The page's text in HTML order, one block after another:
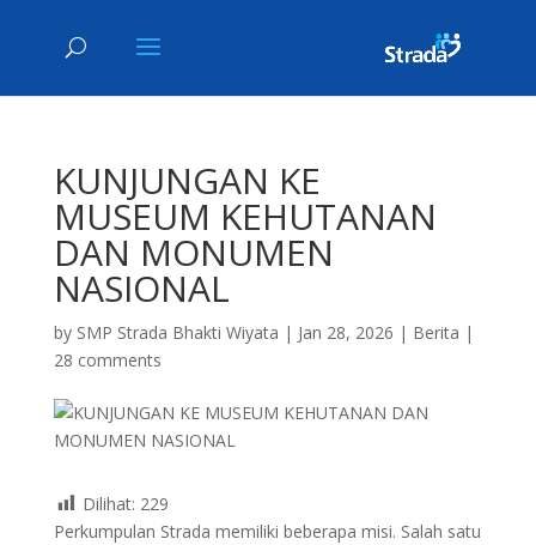
KUNJUNGAN KE
MUSEUM KEHUTANAN
DAN MONUMEN
NASIONAL
by SMP Strada Bhakti Wiyata | Jan 28, 2026 | Berita |
28 comments
Dilihat: 229
Perkumpulan Strada memiliki beberapa misi. Salah satu